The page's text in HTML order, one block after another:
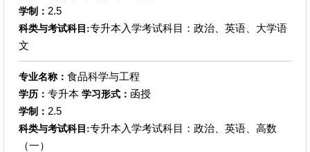
学制： 2.5
科类与考试科目:专升本入学考试科目：政治、英语、大学语
文
专业名称： 食品科学与工程
学历： 专升本 学习形式： 函授
学制： 2.5
科类与考试科目:专升本入学考试科目：政治、英语、高数
（一）